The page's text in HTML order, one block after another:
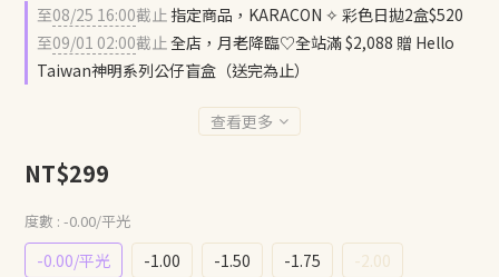
至08/25 16:00截止 指定商品，KARACON ✧ 彩色日拋2盒$520
至09/01 02:00截止全店，月老降臨♡全站滿 $2,088 贈 Hello
Taiwan神明系列公仔盲盒（送完為止）
查看更多
NT$299
度數 : -0.00/平光
-0.00/平光 -1.00 -1.50 -1.75
-2.00